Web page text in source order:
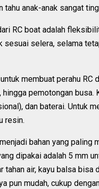
tahu anak-anak sangat
RC boat adalah
sesuai selera, selama
membuat perahu RC
pemotongan
dan baterai. Untuk
resin.
bahan yang paling
dipakai adalah 5 mm
tahan air, kayu balsa
pun mudah, cukup